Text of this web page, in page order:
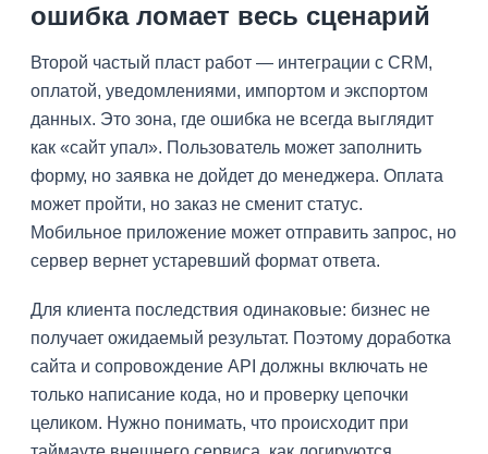
ошибка ломает весь сценарий
Второй частый пласт работ — интеграции с CRM,
оплатой, уведомлениями, импортом и экспортом
данных. Это зона, где ошибка не всегда выглядит
как «сайт упал». Пользователь может заполнить
форму, но заявка не дойдет до менеджера. Оплата
может пройти, но заказ не сменит статус.
Мобильное приложение может отправить запрос, но
сервер вернет устаревший формат ответа.
Для клиента последствия одинаковые: бизнес не
получает ожидаемый результат. Поэтому доработка
сайта и сопровождение API должны включать не
только написание кода, но и проверку цепочки
целиком. Нужно понимать, что происходит при